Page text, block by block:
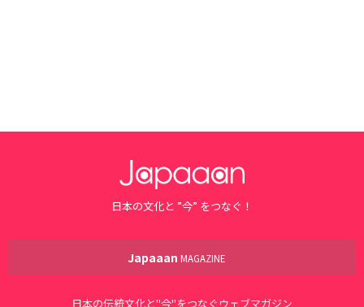
日本の文化と ”今” をつなぐ！
Japaaan MAGAZINE
日本の伝統文化と"今"をつなぐウェブマガジン